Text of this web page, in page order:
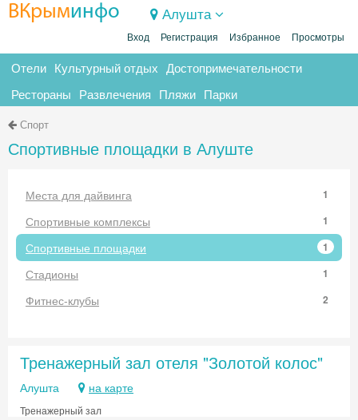
ВКрыминфо Алушта
Вход Регистрация Избранное Просмотры
Отели Культурный отдых Достопримечательности
Рестораны Развлечения Пляжи Парки
Спорт
Спортивные площадки в Алуште
Места для дайвинга 1
Спортивные комплексы 1
Спортивные площадки 1
Стадионы 1
Фитнес-клубы 2
Тренажерный зал отеля "Золотой колос"
Алушта на карте
Тренажерный зал